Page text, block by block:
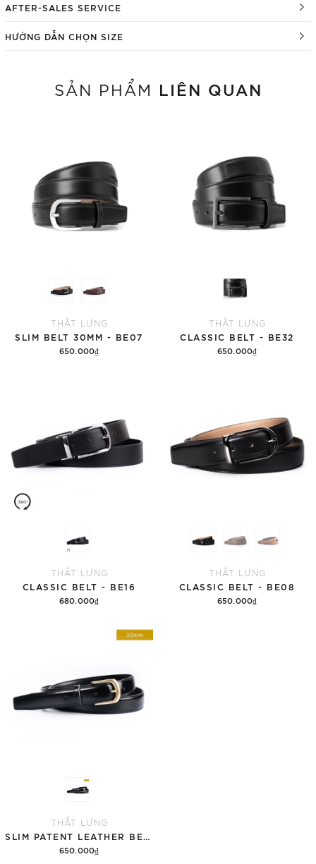
AFTER-SALES SERVICE
HƯỚNG DẪN CHỌN SIZE
SẢN PHẨM LIÊN QUAN
THẮT LƯNG
SLIM BELT 30MM - BE07
650.000₫
THẮT LƯNG
CLASSIC BELT - BE32
650.000₫
THẮT LƯNG
CLASSIC BELT - BE16
680.000₫
THẮT LƯNG
CLASSIC BELT - BE08
650.000₫
THẮT LƯNG
SLIM PATENT LEATHER BELT 30MM - BE02
650.000₫